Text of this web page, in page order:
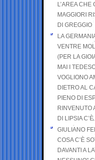
L’AREA CHE
MAGGIORI
DI GREGGIO
LA
VENTRE
(PER LA
MAI I
VOGLIONO
DIETRO AL
PIENO DI
RINVENUTO
DI LIPSIA
GIULIANO
COSA C’È
DAVANTI A